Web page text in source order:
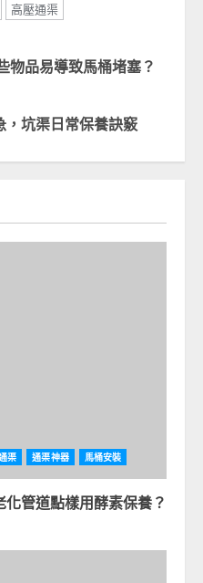
高壓通渠
物品易導致馬桶堵塞？
坑渠日常保養訣竅
渠 通渠神器 馬桶安裝
管道點樣用酵素保養？